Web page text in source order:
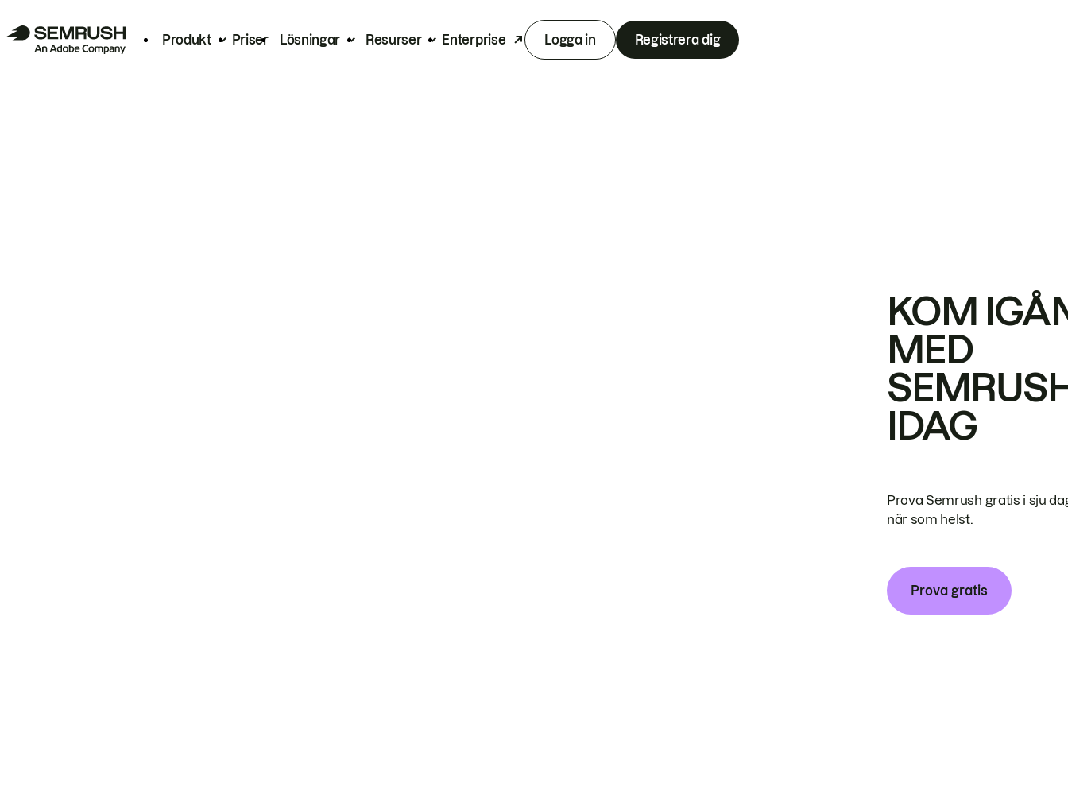
Produkt Priser Lösningar Resurser Enterprise Logga in Registrera dig
KOM
MED
IDAG
Prova Semrush gratis i sju
när som helst.
Prova gratis